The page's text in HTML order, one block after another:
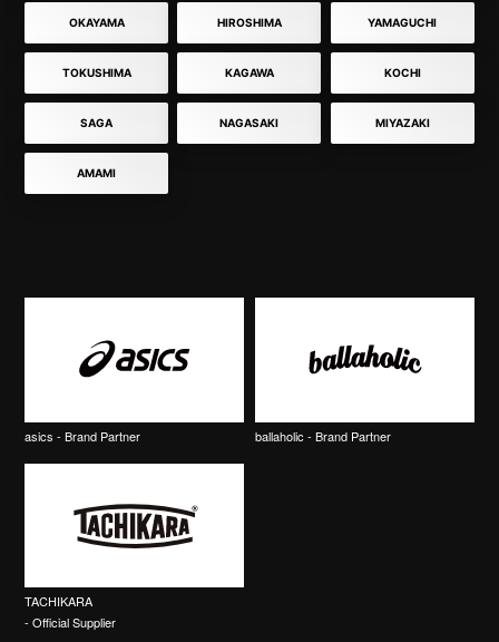
OKAYAMA HIROSHIMA YAMAGUCHI
TOKUSHIMA KAGAWA KOCHI
SAGA NAGASAKI MIYAZAKI
AMAMI
asics - Brand Partner ballaholic - Brand Partner
TACHIKARA
- Official Supplier